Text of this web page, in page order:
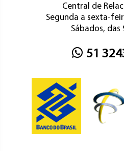
Central de
Segunda a sexta-
Sábados, das
51